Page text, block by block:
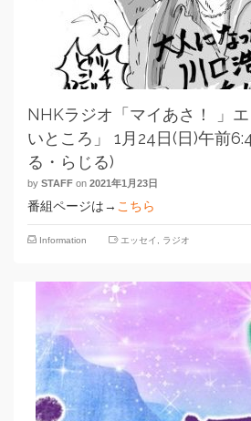
NHKラジオ「マイあさ！ 」
いところ」 1月24日(日)午前
る・らじる)
by STAFF on 2021年1月23日
番組ページは→ こちら
Information エッセイ ラジオ